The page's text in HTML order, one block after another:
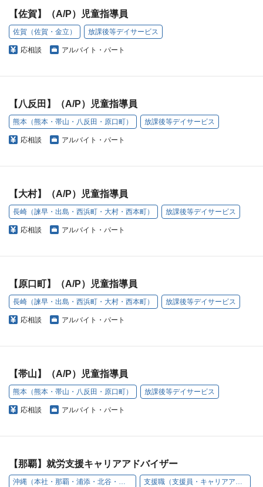
【佐賀】（A/P）児童指導員
佐賀（佐賀・金立） 放課後等デイサービス
応相談 アルバイト・パート
【八反田】（A/P）児童指導員
熊本（熊本・帯山・八反田・原口町） 放課後等デイサービス
応相談 アルバイト・パート
【大村】（A/P）児童指導員
長崎（諫早・出島・西浜町・大村・西本町） 放課後等デイサービス
応相談 アルバイト・パート
【原口町】（A/P）児童指導員
長崎（諫早・出島・西浜町・大村・西本町） 放課後等デイサービス
応相談 アルバイト・パート
【帯山】（A/P）児童指導員
熊本（熊本・帯山・八反田・原口町） 放課後等デイサービス
応相談 アルバイト・パート
【那覇】就労支援キャリアアドバイザー
沖縄（本社・那覇・浦添・北谷・名護・豊見城） 支援職（支援員・キャリアアドバイザー）